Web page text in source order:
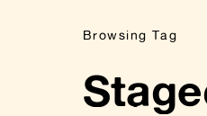
Browsing Tag